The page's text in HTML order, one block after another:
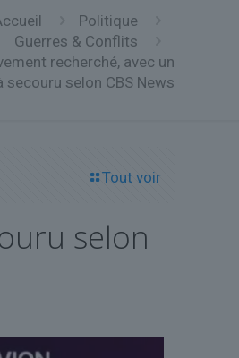
Politique
Guerres & Conflits
recherché, avec un
secouru selon CBS News
Tout voir
selon